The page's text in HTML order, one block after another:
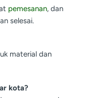
pemesanan, dan
selesai.
material dan
kota?